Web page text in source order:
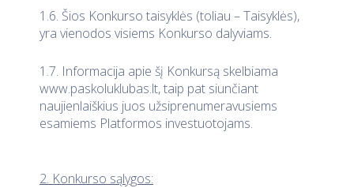
1.6. Šios Konkurso taisyklės (toliau – Taisyklės),
yra vienodos visiems Konkurso dalyviams.
1.7. Informacija apie šį Konkursą skelbiama
www.paskoluklubas.lt, taip pat siunčiant
naujienlaiškius juos užsiprenumeravusiems
esamiems Platformos investuotojams.
2. Konkurso sąlygos: